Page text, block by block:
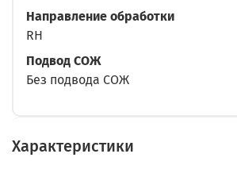
Направление обработки
RH
Подвод СОЖ
Без подвода СОЖ
Характеристики